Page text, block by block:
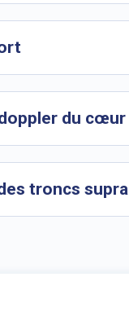
du cœur
troncs